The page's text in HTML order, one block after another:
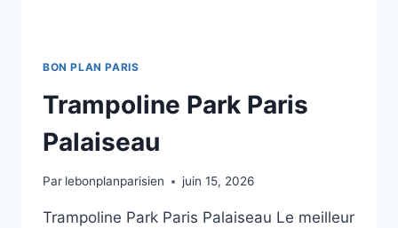
BON PLAN PARIS
Trampoline Park Paris
Palaiseau
Par lebonplanparisien juin 15, 2026
Trampoline Park Paris Palaiseau Le meilleur